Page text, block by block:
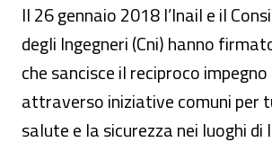
Il 26 gennaio 2018 l’Inail e il
degli Ingegneri (Cni) hanno
che sancisce il reciproco
attraverso iniziative comuni per
salute e la sicurezza nei luoghi di